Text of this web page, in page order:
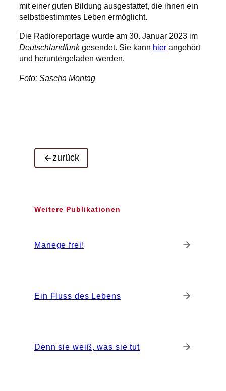
mit einer guten Bildung ausgestattet, die ihnen ein
selbstbestimmtes Leben ermöglicht.
Die Radioreportage wurde am 30. Januar 2023 im
Deutschlandfunkgesendet. Sie kann hier angehört
und heruntergeladen werden.
Foto: Sascha Montag
zurück
Weitere Publikationen
Manege frei!
Ein Fluss des Lebens
Denn sie weiß, was sie tut